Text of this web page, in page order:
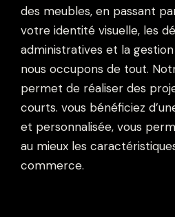
des meubles, en passant
votre identité visuelle, les
administratives et la
nous occupons de tout.
permet de réaliser des
courts. vous bénéficiez
et personnalisée, vous
au mieux les
commerce.